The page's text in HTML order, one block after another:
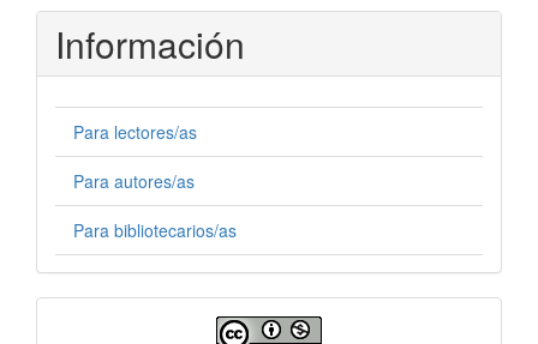
Información
Para lectores/as
Para autores/as
Para bibliotecarios/as